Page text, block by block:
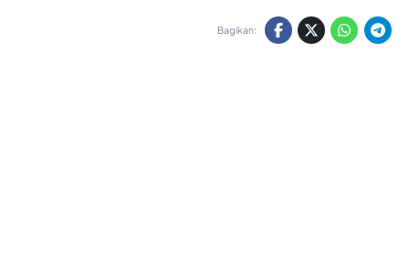
Bagikan: